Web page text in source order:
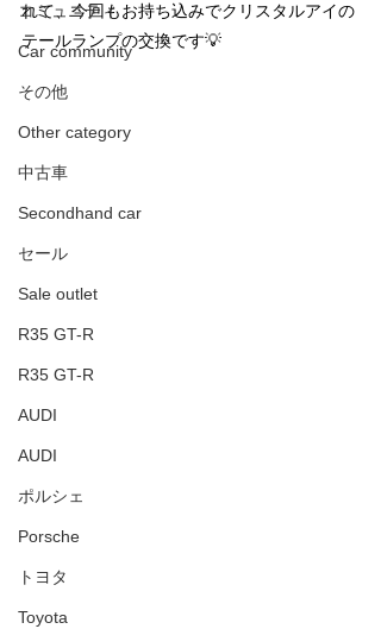
コミュニティ
Car community
その他
Other category
中古車
Secondhand car
セール
Sale outlet
R35 GT-R
R35 GT-R
AUDI
AUDI
ポルシェ
Porsche
トヨタ
Toyota
れて、今回もお持ち込みでクリスタルアイの
テールランプの交換です💡